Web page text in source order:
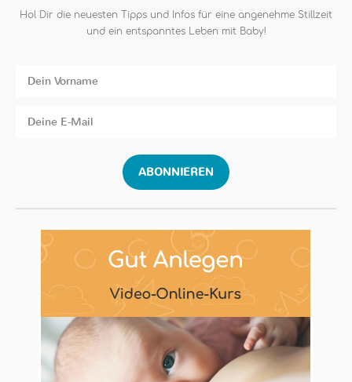
Hol Dir die neuesten Tipps und Infos für eine angenehme Stillzeit
und ein entspanntes Leben mit Baby!
ABONNIEREN